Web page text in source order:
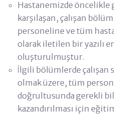
Hastanemizde öncelikle
karşılaşan, çalışan
personeline ve tüm
olarak iletilen bir yazılı
oluşturulmuştur.
İlgili bölümlerde çalışan
olmak üzere, tüm
doğrultusunda gerekli
kazandırılması için